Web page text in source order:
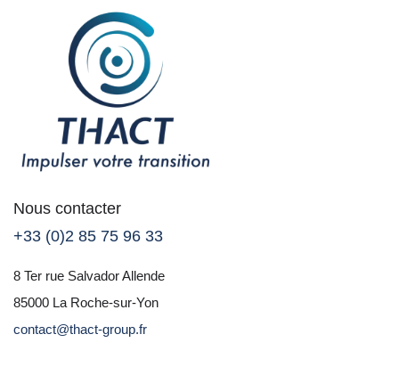
Nous contacter
+33 (0)2 85 75 96 33
8 Ter rue Salvador Allende
85000 La Roche-sur-Yon
contact@thact-group.fr